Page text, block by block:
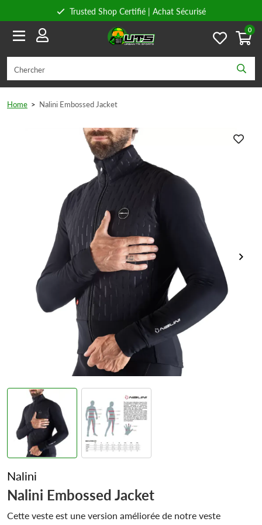
Trusted Shop Certifié | Achat Sécurisé
Conseils personnels
0
Home > Nalini Embossed Jacket
Nalini
Nalini Embossed Jacket
Cette veste est une version améliorée de notre veste